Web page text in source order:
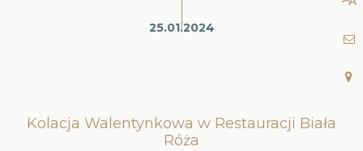
25.01.2024
Kolacja Walentynkowa w Restauracji Biała
Róża